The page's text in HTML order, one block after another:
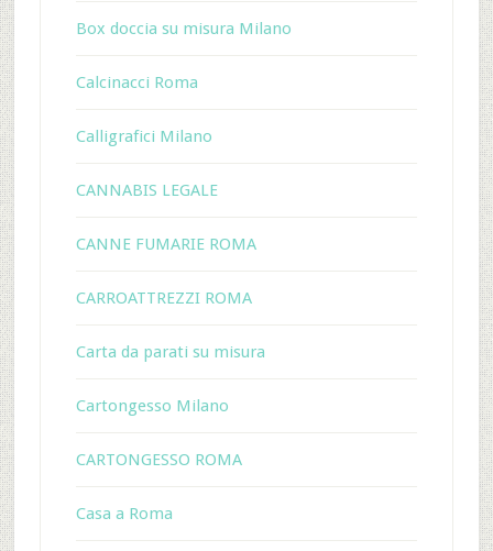
Box doccia su misura Milano
Calcinacci Roma
Calligrafici Milano
CANNABIS LEGALE
CANNE FUMARIE ROMA
CARROATTREZZI ROMA
Carta da parati su misura
Cartongesso Milano
CARTONGESSO ROMA
Casa a Roma